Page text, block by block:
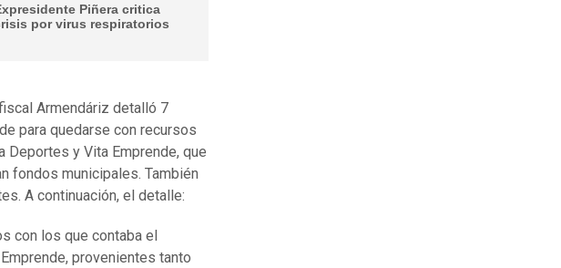
Piñera critica
por virus respiratorios
Armendáriz detalló 7
para quedarse con recursos
y Vita Emprende, que
fondos municipales. También
A continuación, el detalle:
con los que contaba el
provenientes tanto